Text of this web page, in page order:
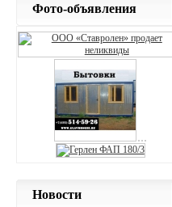
Фото-объявления
Новости